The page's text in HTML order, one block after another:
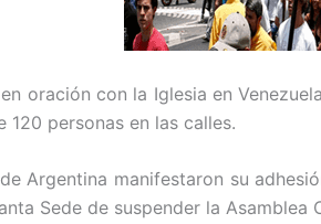
oración con la Iglesia en
120 personas en las calles.
Argentina manifestaron su
Sede de suspender la